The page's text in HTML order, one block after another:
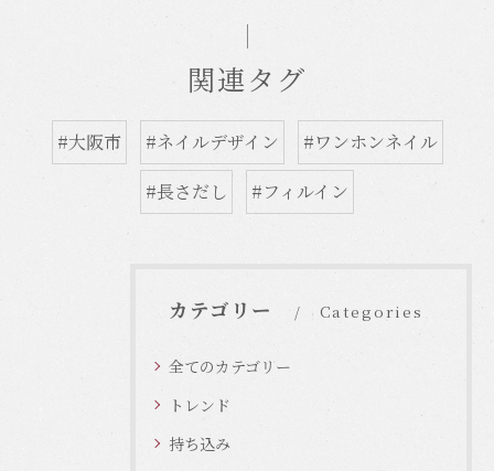
関連タグ
#大阪市 #ネイルデザイン
#ワンホンネイル
#長さだし
#フィルイン
カテゴリー Categories
全てのカテゴリー
トレンド
持ち込み